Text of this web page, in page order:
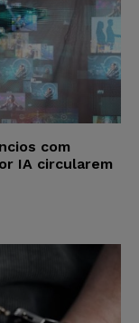
com
IA circularem